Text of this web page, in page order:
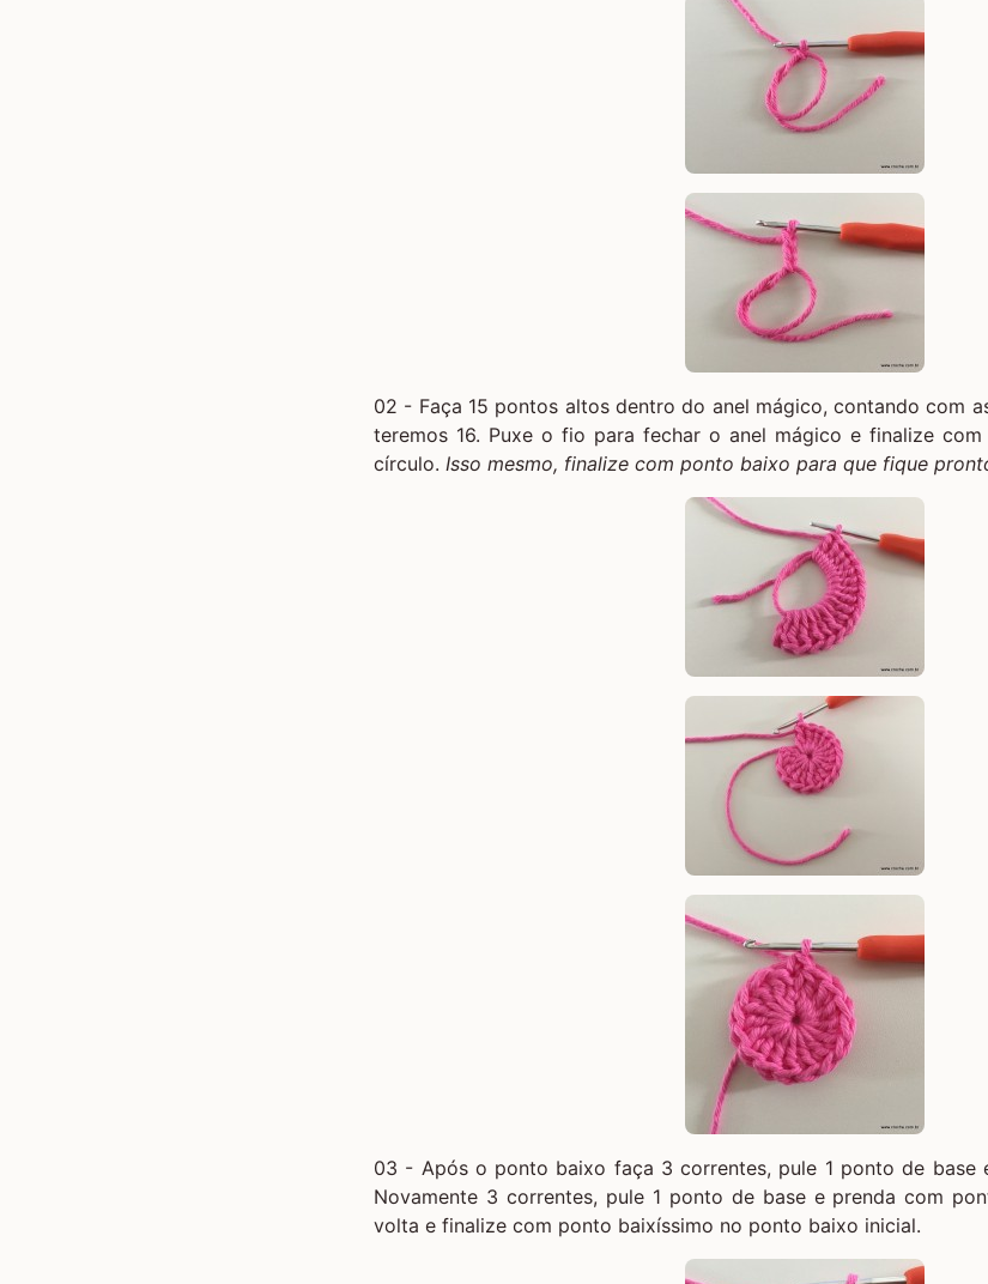
02 - Faça 15 pontos altos dentro do anel mágico, contando com
teremos 16. Puxe o fio para fechar o anel mágico e finalize
círculo. Isso mesmo, finalize com ponto baixo para que fique
03 - Após o ponto baixo faça 3 correntes, pule 1 ponto de base
Novamente 3 correntes, pule 1 ponto de base e prenda com
volta e finalize com ponto baixíssimo no ponto baixo inicial.